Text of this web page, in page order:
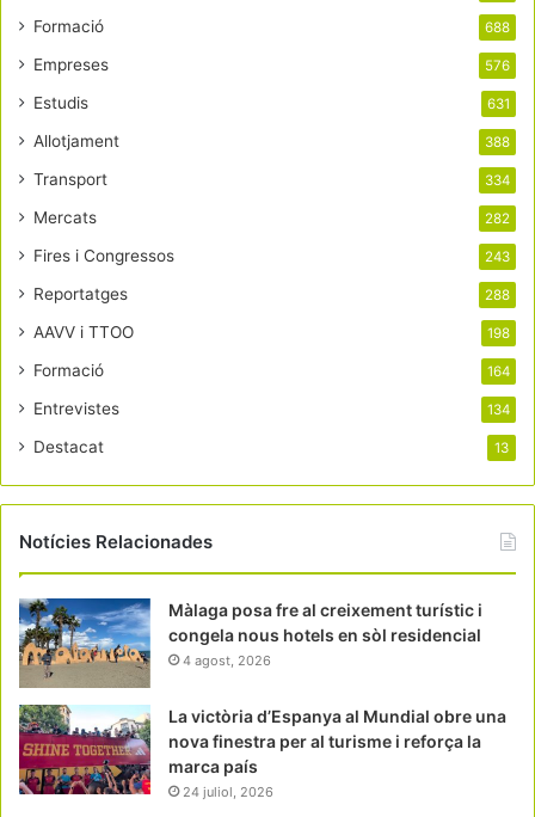
Formació 688
Empreses 576
Estudis 631
Allotjament 388
Transport 334
Mercats 282
Fires i Congressos 243
Reportatges 288
AAVV i TTOO 198
Formació 164
Entrevistes 134
Destacat 13
Notícies Relacionades
Màlaga posa fre al creixement turístic i
congela nous hotels en sòl residencial
4 agost, 2026
La victòria d’Espanya al Mundial obre una
nova finestra per al turisme i reforça la
marca país
24 juliol, 2026